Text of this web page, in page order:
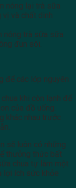
nóng lại trà sữa
và chất dinh
nóng trà sữa sữa
đun sôi.
để các lớp nguyên
khi còn lạnh để
của đồ uống.
khác nhau trước
sẽ luôn có những
thưởng thức bất
chua tự làm một
lợi ích sức khỏe